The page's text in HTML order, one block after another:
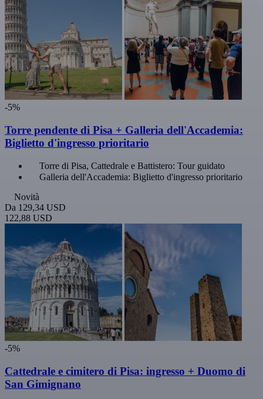
-5%
Torre pendente di Pisa + Galleria dell'Accademia:
Biglietto d'ingresso prioritario
Torre di Pisa, Cattedrale e Battistero: Tour guidato
Galleria dell'Accademia: Biglietto d'ingresso prioritario
Novità
Da 129,34 USD
122,88 USD
-5%
Cattedrale e cimitero di Pisa: ingresso + Duomo di
San Gimignano